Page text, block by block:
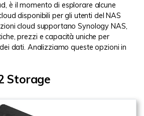
è il momento di esplorare alcune
disponibili per gli utenti del NAS
cloud supportano Synology NAS,
prezzi e capacità uniche per
dati. Analizziamo queste opzioni in
Storage